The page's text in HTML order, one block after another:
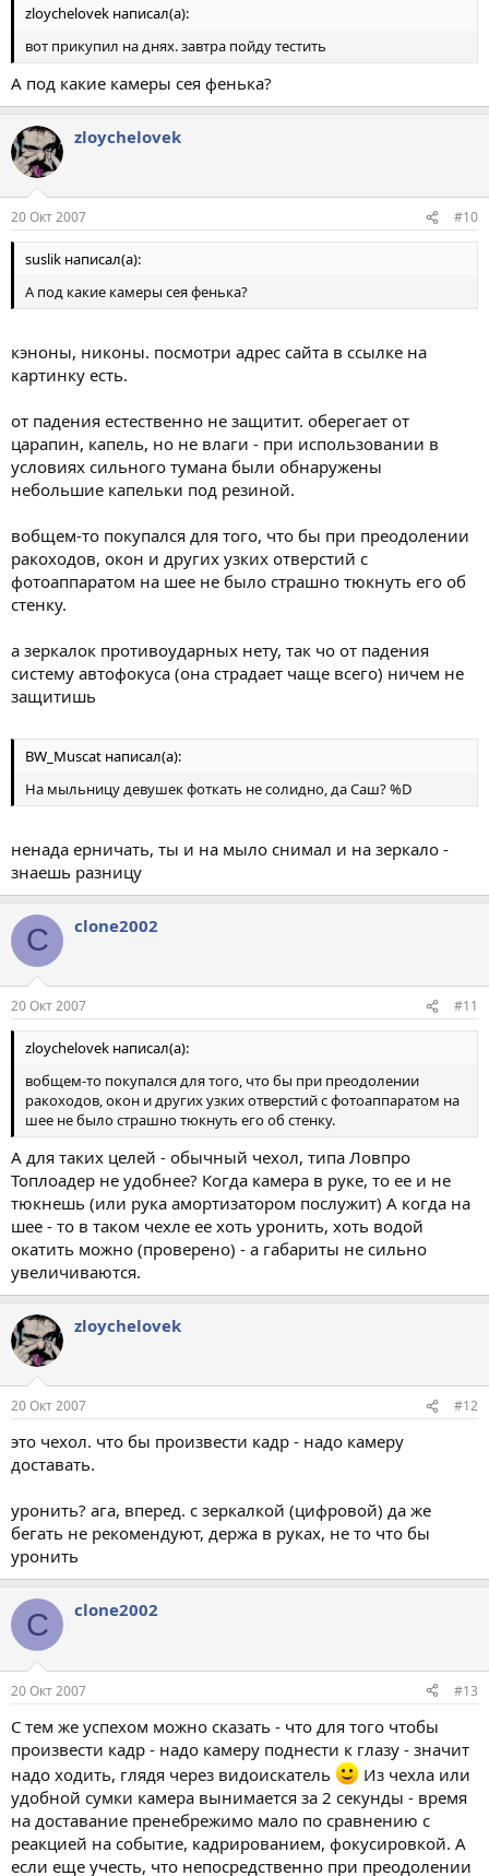
zloychelovek написал(а):
вот прикупил на днях. завтра пойду тестить
А под какие камеры сея фенька?
zloychelovek
20 Окт 2007 #10
suslik написал(а):
А под какие камеры сея фенька?
кэноны, никоны. посмотри адрес сайта в ссылке на
картинку есть.
от падения естественно не защитит. оберегает от
царапин, капель, но не влаги - при использовании в
условиях сильного тумана были обнаружены
небольшие капельки под резиной.
вобщем-то покупался для того, что бы при преодолении
ракоходов, окон и других узких отверстий с
фотоаппаратом на шее не было страшно тюкнуть его об
стенку.
а зеркалок противоударных нету, так чо от падения
систему автофокуса (она страдает чаще всего) ничем не
защитишь
BW_Muscat написал(а):
На мыльницу девушек фоткать не солидно, да Саш? %D
ненада ерничать, ты и на мыло снимал и на зеркало -
знаешь разницу
C clone2002
20 Окт 2007 #11
zloychelovek написал(а):
вобщем-то покупался для того, что бы при преодолении
ракоходов, окон и других узких отверстий с фотоаппаратом на
шее не было страшно тюкнуть его об стенку.
А для таких целей - обычный чехол, типа Ловпро
Топлоадер не удобнее? Когда камера в руке, то ее и не
тюкнешь (или рука амортизатором послужит) А когда на
шее - то в таком чехле ее хоть уронить, хоть водой
окатить можно (проверено) - а габариты не сильно
увеличиваются.
zloychelovek
20 Окт 2007 #12
это чехол. что бы произвести кадр - надо камеру
доставать.
уронить? ага, вперед. с зеркалкой (цифровой) да же
бегать не рекомендуют, держа в руках, не то что бы
уронить
C clone2002
20 Окт 2007 #13
С тем же успехом можно сказать - что для того чтобы
произвести кадр - надо камеру поднести к глазу - значит
надо ходить, глядя через видоискатель
Из чехла или
удобной сумки камера вынимается за 2 секунды - время
на доставание пренебрежимо мало по сравнению с
реакцией на событие, кадрированием, фокусировкой. А
если еще учесть, что непосредственно при преодолении